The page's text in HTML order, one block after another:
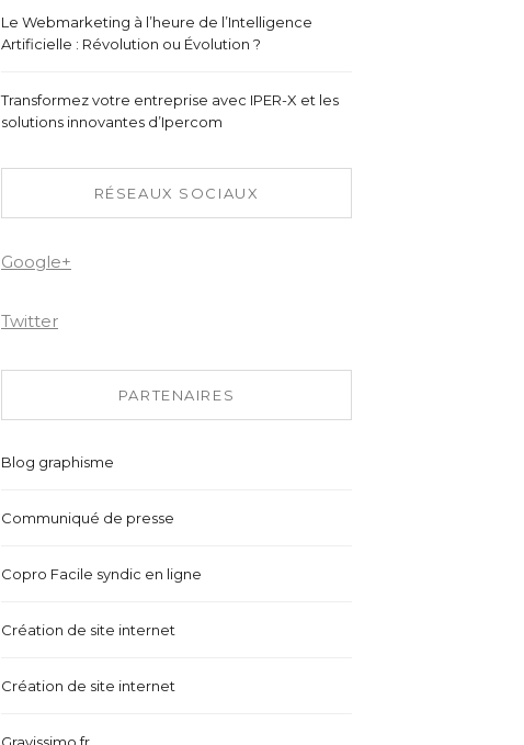
Le Webmarketing à l’heure de l’Intelligence
Artificielle : Révolution ou Évolution ?
Transformez votre entreprise avec IPER-X et les
solutions innovantes d’Ipercom
RÉSEAUX SOCIAUX
Google+
Twitter
PARTENAIRES
Blog graphisme
Communiqué de presse
Copro Facile syndic en ligne
Création de site internet
Création de site internet